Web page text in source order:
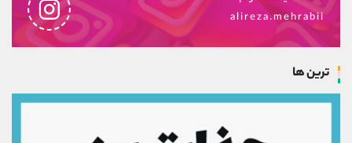
alireza.mehrabii
ترین ها